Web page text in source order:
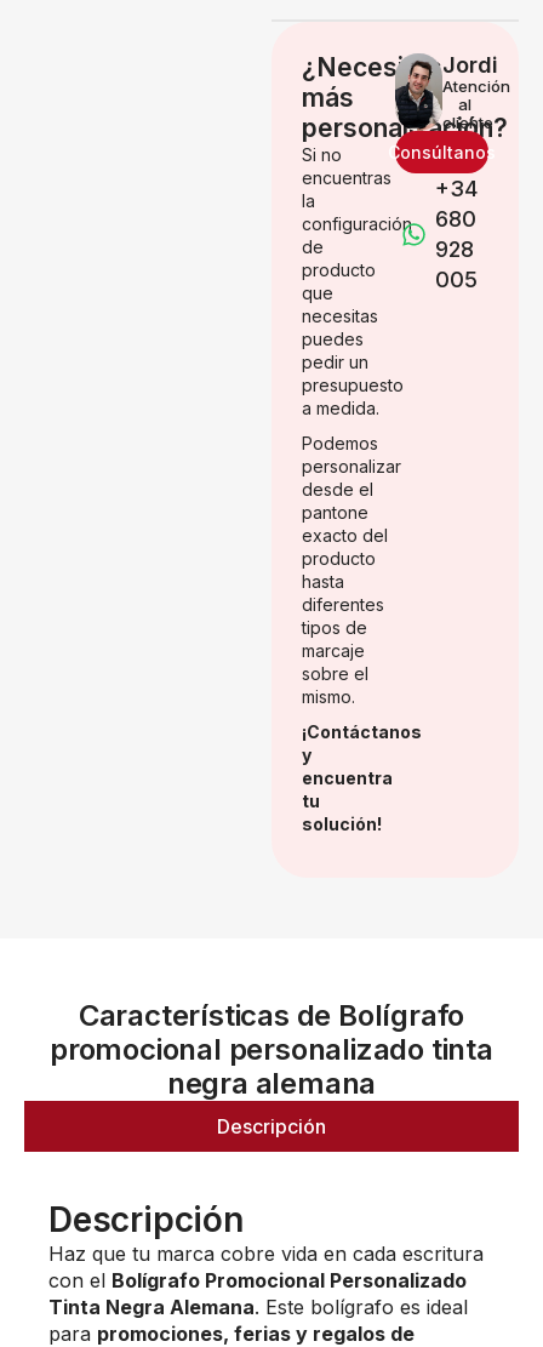
¿Necesitas
más
personalización?
Si no
encuentras
la
configuración
de
producto
que
necesitas
puedes
pedir un
presupuesto
a medida.
Podemos
personalizar
desde el
pantone
exacto del
producto
hasta
diferentes
tipos de
marcaje
sobre el
mismo.
¡Contáctanos
y
encuentra
tu
solución!
Jordi
Atención
al
cliente
Consúltanos
+34
680
928
005
Características de Bolígrafo
promocional personalizado tinta
negra alemana
Descripción
Descripción
Haz que tu marca cobre vida en cada escritura
con el Bolígrafo Promocional Personalizado
Tinta Negra Alemana. Este bolígrafo es ideal
para promociones, ferias y regalos de